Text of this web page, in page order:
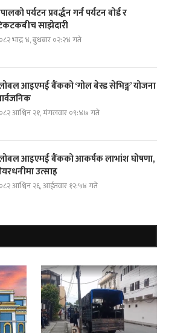
पर्यटन प्रवर्द्धन गर्न पर्यटन बोर्ड र
साझेदारी
भाद्र ४, बुधबार ०२:२४ गते
आइएमई बैंकको ‘गोल बेस्ड सेभिङ्ग’ योजना
आश्विन २१, मंगलवार ०९:४७ गते
आइएमई बैंकको आकर्षक लाभांश घोषणा,
उत्साह
आश्विन २६, आईतवार १२:५४ गते